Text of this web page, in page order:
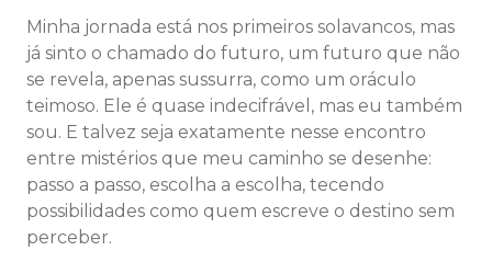
Minha jornada está nos primeiros solavancos, mas
já sinto o chamado do futuro, um futuro que não
se revela, apenas sussurra, como um oráculo
teimoso. Ele é quase indecifrável, mas eu também
sou. E talvez seja exatamente nesse encontro
entre mistérios que meu caminho se desenhe:
passo a passo, escolha a escolha, tecendo
possibilidades como quem escreve o destino sem
perceber.